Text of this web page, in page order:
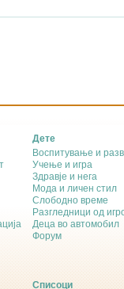
Дете
Воспитување и
Учење и игра
Здравје и нега
Мода и личен стил
Слободно време
Разгледници од
Деца во автомобил
Форум
Списоци